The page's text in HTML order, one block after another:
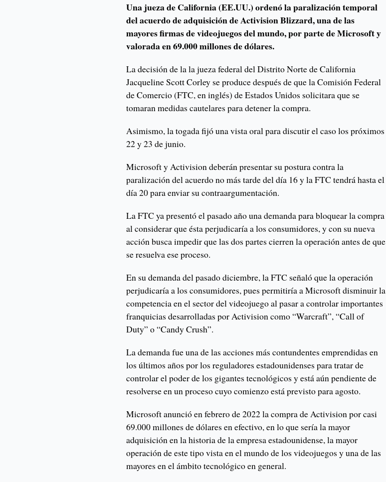
Una jueza de California (EE.UU.) ordenó la paralización temporal
del acuerdo de adquisición de Activision Blizzard, una de las
mayores firmas de videojuegos del mundo, por parte de Microsoft y
valorada en 69.000 millones de dólares.
La decisión de la la jueza federal del Distrito Norte de California
Jacqueline Scott Corley se produce después de que la Comisión Federal
de Comercio (FTC, en inglés) de Estados Unidos solicitara que se
tomaran medidas cautelares para detener la compra.
Asimismo, la togada fijó una vista oral para discutir el caso los próximos
22 y 23 de junio.
Microsoft y Activision deberán presentar su postura contra la
paralización del acuerdo no más tarde del día 16 y la FTC tendrá hasta el
día 20 para enviar su contraargumentación.
La FTC ya presentó el pasado año una demanda para bloquear la compra
al considerar que ésta perjudicaría a los consumidores, y con su nueva
acción busca impedir que las dos partes cierren la operación antes de que
se resuelva ese proceso.
En su demanda del pasado diciembre, la FTC señaló que la operación
perjudicaría a los consumidores, pues permitiría a Microsoft disminuir la
competencia en el sector del videojuego al pasar a controlar importantes
franquicias desarrolladas por Activision como “Warcraft”, “Call of
Duty” o “Candy Crush”.
La demanda fue una de las acciones más contundentes emprendidas en
los últimos años por los reguladores estadounidenses para tratar de
controlar el poder de los gigantes tecnológicos y está aún pendiente de
resolverse en un proceso cuyo comienzo está previsto para agosto.
Microsoft anunció en febrero de 2022 la compra de Activision por casi
69.000 millones de dólares en efectivo, en lo que sería la mayor
adquisición en la historia de la empresa estadounidense, la mayor
operación de este tipo vista en el mundo de los videojuegos y una de las
mayores en el ámbito tecnológico en general.